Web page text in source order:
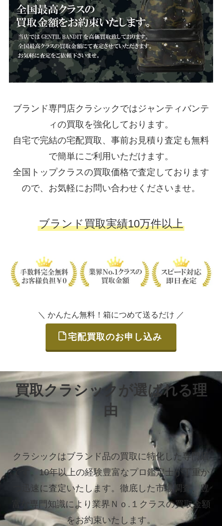
ブランド専門店クラシックではジャンティバンテ
ィの買取を強化しております。
自宅で完結の宅配買取、事前お見積り査定も無料
で簡単にご利用いただけます。
全国トップクラスの買取価格で査定しております
ので、お気軽にお問い合わせくださいませ。
ブランド買取実績10万件以上
＼ かんたん無料！箱につめて送るだけ ／
宅配買取のお申し込み
買取クラシックが選ばれる理
由
クラシックはブランド品の買取に特化した専門店
です。10年以上の経験豊富なプロ鑑定士が丁重か
つ迅速に査定いたします。 徹底した市場調査、豊
富な専門知識により業界Ｎｏ.１クラスの買取金額
をお約束いたします。